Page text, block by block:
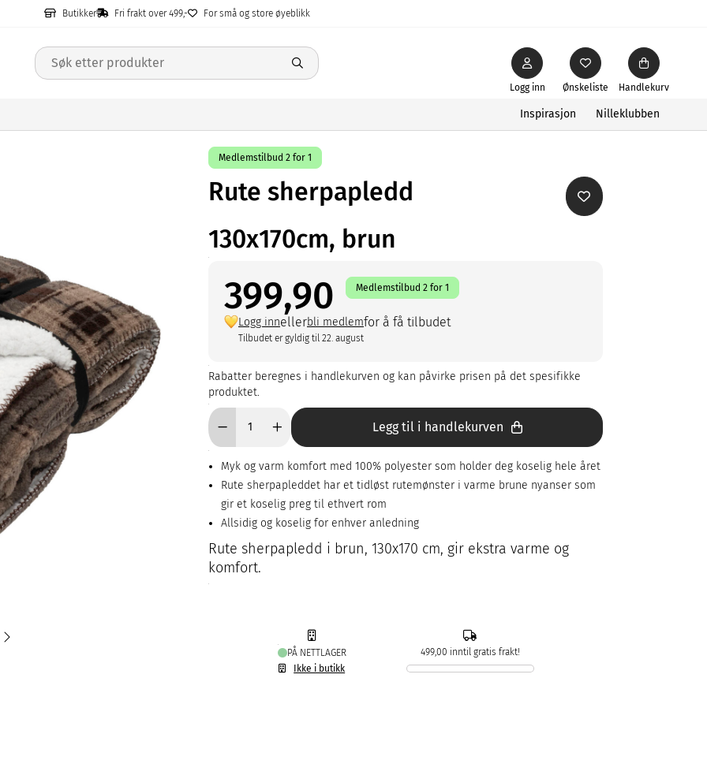
Butikker Fri frakt over 499,- For små og store øyeblikk
Ønskeliste
Logg inn Handlekurv
Inspirasjon Nilleklubben
Medlemstilbud 2 for 1
Rute sherpapledd
130x170cm, brun
399,90 Medlemstilbud 2 for 1
Logg innellerbli medlemfor å få tilbudet
Tilbudet er gyldig til 22. august
Rabatter beregnes i handlekurven og kan påvirke prisen på det spesifikke
produktet.
Legg til i handlekurven
Myk og varm komfort med 100% polyester som holder deg koselig hele året
Rute sherpapleddet har et tidløst rutemønster i varme brune nyanser som
gir et koselig preg til ethvert rom
Allsidig og koselig for enhver anledning
Rute sherpapledd i brun, 130x170 cm, gir ekstra varme og
komfort.
PÅ NETTLAGER
Ikke i butikk
499,00 inntil gratis frakt!